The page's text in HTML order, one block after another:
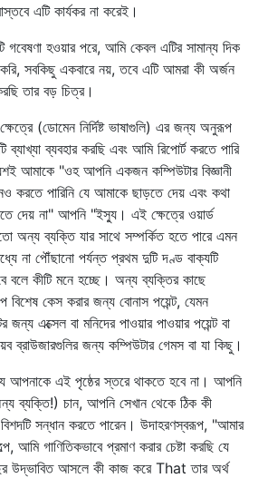
এটি কার্যকর না করেই।
হওয়ার পরে, আমি কেবল এটির সামান্য দিক
সবকিছু একবারে নয়, তবে এটি আমরা কী অর্জন
তার বড় চিত্র।
(ডোমেন নির্দিষ্ট ভাষাগুলি) এর জন্য অনুরূপ
ব্যাখ্যা ব্যবহার করছি এবং আমি রিপোর্ট করতে পারি
আমাকে "ওহ আপনি একজন কম্পিউটার বিজ্ঞানী
করতে পারিনি যে আমাকে ছাড়তে দেয় এবং কথা
দেয় না" আপনি "ইস্যু। এই ক্ষেত্রে ওয়ার্ড
অন্য ব্যক্তি যার সাথে সম্পর্কিত হতে পারে এমন
না পৌঁছানো পর্যন্ত প্রথম দুটি দণ্ড বাক্যটি
বলে কীটি মনে হচ্ছে। অন্য ব্যক্তির কাছে
বিশেষ কেস করার জন্য বোনাস পয়েন্ট, যেমন
জন্য এক্সেল বা মনিদের পাওয়ার পাওয়ার পয়েন্ট বা
ব্রাউজারগুলির জন্য কম্পিউটার গেমস বা যা কিছু।
আপনাকে এই পৃষ্ঠের স্তরে থাকতে হবে না। আপনি
ব্যক্তি!) চান, আপনি সেখান থেকে ঠিক কী
সন্ধান করতে পারেন। উদাহরণস্বরূপ, "আমার
আমি গাণিতিকভাবে প্রমাণ করার চেষ্টা করছি যে
উদ্ভাবিত আসলে কী কাজ করে That তার অর্থ